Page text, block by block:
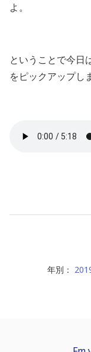
よ。
ということで今日
をピックアップし
年別：